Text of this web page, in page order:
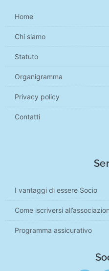
Home
Chi siamo
Statuto
Organigramma
Privacy policy
Contatti
I vantaggi di essere Socio
Come iscriversi
Programma assicurativo